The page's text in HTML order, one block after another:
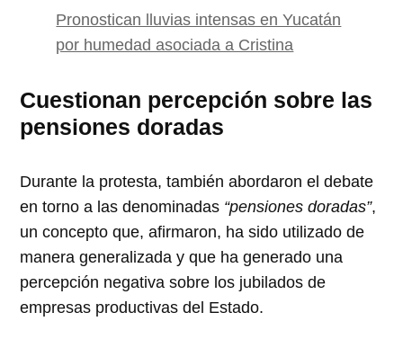
Pronostican lluvias intensas en Yucatán
por humedad asociada a Cristina
Cuestionan percepción sobre las
pensiones doradas
Durante la protesta, también abordaron el debate
en torno a las denominadas “pensiones doradas”,
un concepto que, afirmaron, ha sido utilizado de
manera generalizada y que ha generado una
percepción negativa sobre los jubilados de
empresas productivas del Estado.